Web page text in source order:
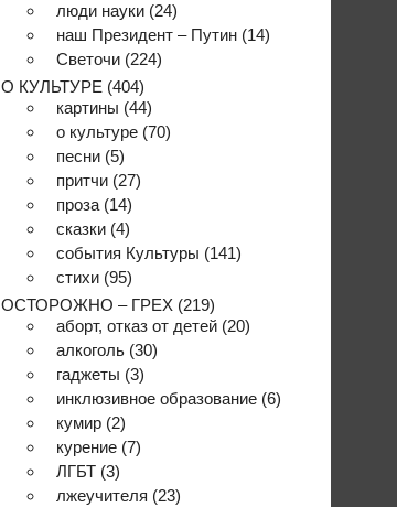
люди науки (24)
наш Президент – Путин (14)
Светочи (224)
О КУЛЬТУРЕ (404)
картины (44)
о культуре (70)
песни (5)
притчи (27)
проза (14)
сказки (4)
события Культуры (141)
стихи (95)
ОСТОРОЖНО – ГРЕХ (219)
аборт, отказ от детей (20)
алкоголь (30)
гаджеты (3)
инклюзивное образование (6)
кумир (2)
курение (7)
ЛГБТ (3)
лжеучителя (23)